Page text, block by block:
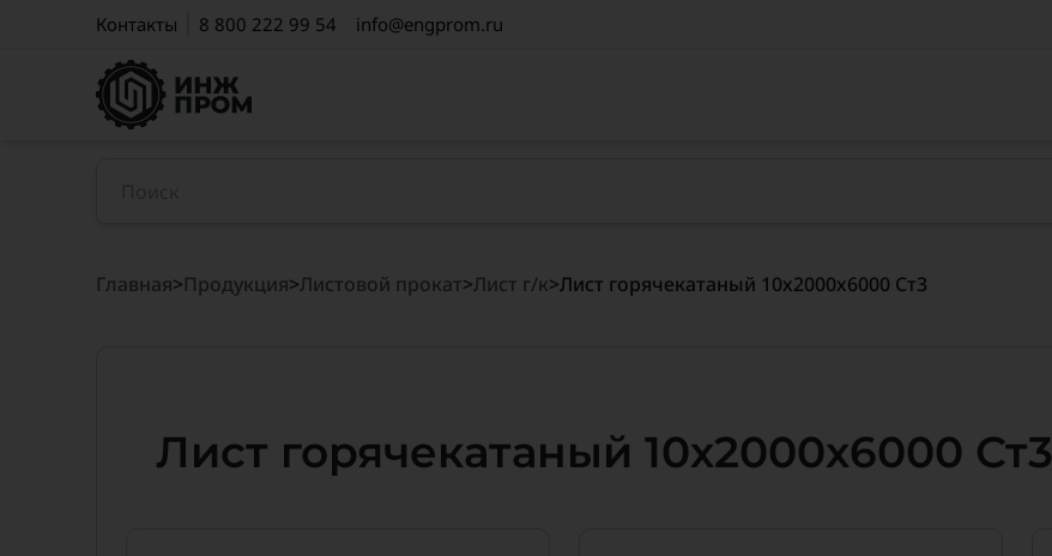
Контакты 8 800 222 99 54 info@engprom.ru
Главная>Продукция>Листовой прокат>Лист г/к>Лист горячекатаный 10х2000х6000 Ст3
Лист горячекатаный 10х2000х6000 Ст3